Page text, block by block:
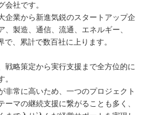
会社です。
企業から新進気鋭のスタートアップ企
製造、通信、流通、エネルギー、
、累計で数百社に上ります。
戦略策定から実行支援まで全方位的に
非常に高いため、一つのプロジェクト
マの継続支援に繋がることも多く、